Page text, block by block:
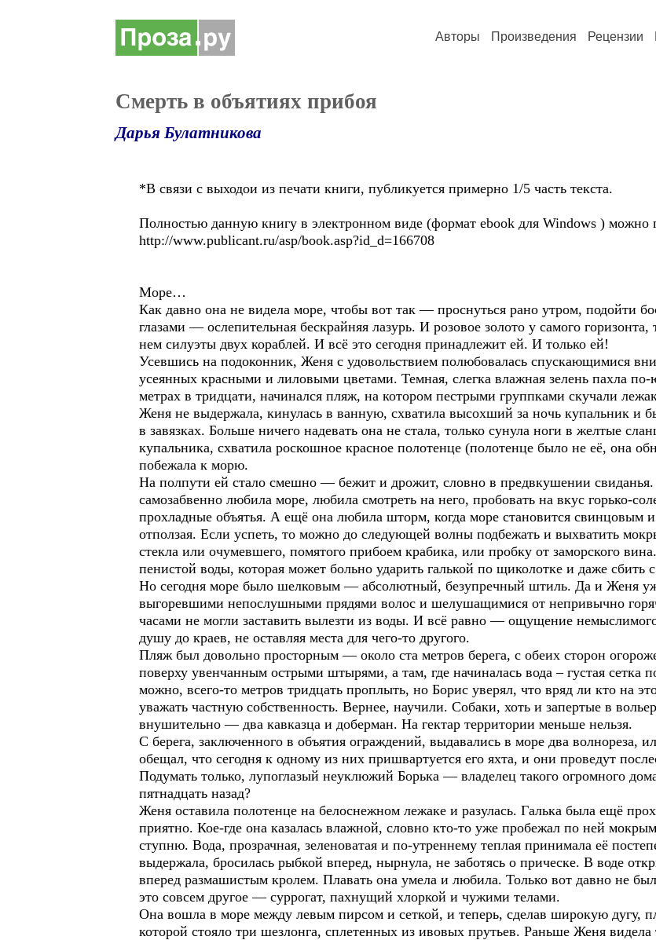
Авторы Произведения Рецензии
Смерть в объятиях прибоя
Дарья Булатникова
*В связи с выходои из печати книги, публикуется примерно 1/5 часть текста.
Полностью данную книгу в электронном виде (формат ebook для Windows ) можно
http://www.publicant.ru/asp/book.asp?id_d=166708
Море…
Как давно она не видела море, чтобы вот так — проснуться рано утром, подойти
глазами — ослепительная бескрайняя лазурь. И розовое золото у самого
нем силуэты двух кораблей. И всё это сегодня принадлежит ей. И только ей!
Усевшись на подоконник, Женя с удовольствием полюбовалась спускающимися
усеянных красными и лиловыми цветами. Темная, слегка влажная зелень пахла
метрах в тридцати, начинался пляж, на котором пестрыми группками скучали
Женя не выдержала, кинулась в ванную, схватила высохший за ночь купальник и
в завязках. Больше ничего надевать она не стала, только сунула ноги в желтые
купальника, схватила роскошное красное полотенце (полотенце было не её, она
побежала к морю.
На полпути ей стало смешно — бежит и дрожит, словно в предвкушении свиданья.
самозабвенно любила море, любила смотреть на него, пробовать на вкус горько-
прохладные объятья. А ещё она любила шторм, когда море становится свинцовым
отползая. Если успеть, то можно до следующей волны подбежать и выхватить
стекла или очумевшего, помятого прибоем крабика, или пробку от заморского
пенистой воды, которая может больно ударить галькой по щиколотке и даже сбить с
Но сегодня море было шелковым — абсолютный, безупречный штиль. Да и Женя
выгоревшими непослушными прядями волос и шелушащимися от непривычно
часами не могли заставить вылезти из воды. И всё равно — ощущение немыслимого
душу до краев, не оставляя места для чего-то другого.
Пляж был довольно просторным — около ста метров берега, с обеих сторон
поверху увенчанным острыми штырями, а там, где начиналась вода – густая сетка
можно, всего-то метров тридцать проплыть, но Борис уверял, что вряд ли кто на
уважать частную собственность. Вернее, научили. Собаки, хоть и запертые в
внушительно — два кавказца и доберман. На гектар территории меньше нельзя.
С берега, заключенного в объятия ограждений, выдавались в море два волнореза,
обещал, что сегодня к одному из них пришвартуется его яхта, и они проведут
Подумать только, лупоглазый неуклюжий Борька — владелец такого огромного
пятнадцать назад?
Женя оставила полотенце на белоснежном лежаке и разулась. Галька была ещё
приятно. Кое-где она казалась влажной, словно кто-то уже пробежал по ней
ступню. Вода, прозрачная, зеленоватая и по-утреннему теплая принимала её
выдержала, бросилась рыбкой вперед, нырнула, не заботясь о прическе. В воде
вперед размашистым кролем. Плавать она умела и любила. Только вот давно не
это совсем другое — суррогат, пахнущий хлоркой и чужими телами.
Она вошла в море между левым пирсом и сеткой, и теперь, сделав широкую дугу,
которой стояло три шезлонга, сплетенных из ивовых прутьев. Раньше Женя